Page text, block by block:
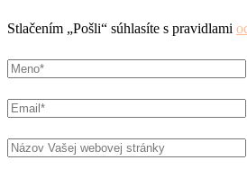
Stlačením „Pošli“ súhlasíte s pravidlami